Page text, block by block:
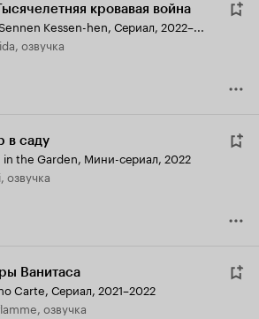
кровавая война
Kessen-hen, Сериал, 2022–...
озвучка
в саду
the Garden, Мини-сериал, 2022
озвучка
Ванитаса
Carte, Сериал, 2021–2022
озвучка